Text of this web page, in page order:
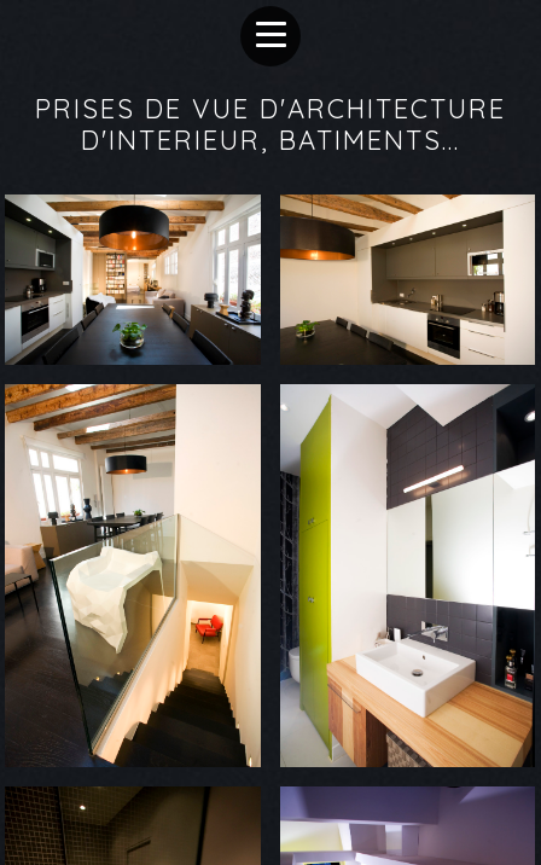
PRISES DE VUE D'ARCHITECTURE
D'INTERIEUR, BATIMENTS...